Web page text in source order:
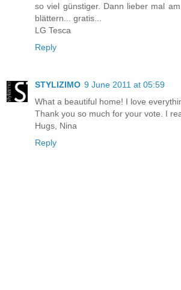
so viel günstiger. Dann lieber mal
blättern... gratis...
LG Tesca
Reply
STYLIZIMO 9 June 2011 at 05:59
What a beautiful home! I love
Thank you so much for your vote. I
Hugs, Nina
Reply